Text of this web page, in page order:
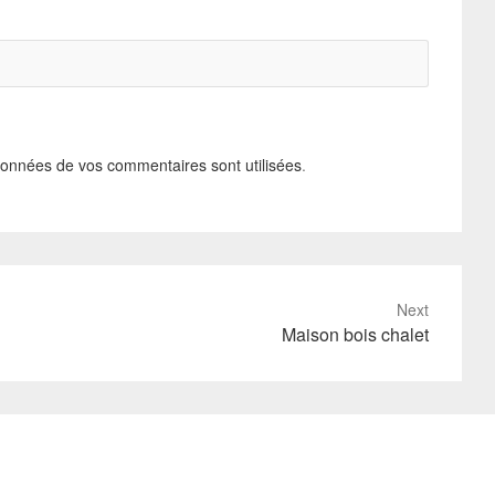
de vos commentaires sont utilisées.
Next
Maison bois chalet